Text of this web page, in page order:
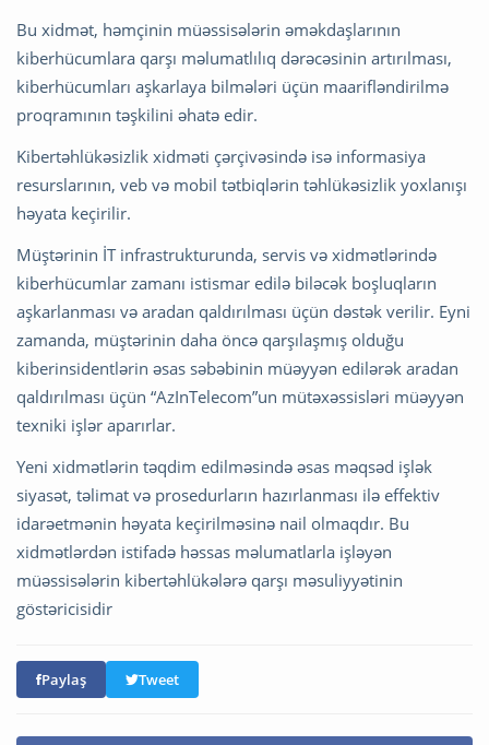
Bu xidmət, həmçinin müəssisələrin əməkdaşlarının
kiberhücumlara qarşı məlumatlılıq dərəcəsinin artırılması,
kiberhücumları aşkarlaya bilmələri üçün maarifləndirilmə
proqramının təşkilini əhatə edir.
Kibertəhlükəsizlik xidməti çərçivəsində isə informasiya
resurslarının, veb və mobil tətbiqlərin təhlükəsizlik yoxlanışı
həyata keçirilir.
Müştərinin İT infrastrukturunda, servis və xidmətlərində
kiberhücumlar zamanı istismar edilə biləcək boşluqların
aşkarlanması və aradan qaldırılması üçün dəstək verilir. Eyni
zamanda, müştərinin daha öncə qarşılaşmış olduğu
kiberinsidentlərin əsas səbəbinin müəyyən edilərək aradan
qaldırılması üçün “AzInTelecom”un mütəxəssisləri müəyyən
texniki işlər aparırlar.
Yeni xidmətlərin təqdim edilməsində əsas məqsəd işlək
siyasət, təlimat və prosedurların hazırlanması ilə effektiv
idarəetmənin həyata keçirilməsinə nail olmaqdır. Bu
xidmətlərdən istifadə həssas məlumatlarla işləyən
müəssisələrin kibertəhlükələrə qarşı məsuliyyətinin
göstəricisidir
Paylaş Tweet